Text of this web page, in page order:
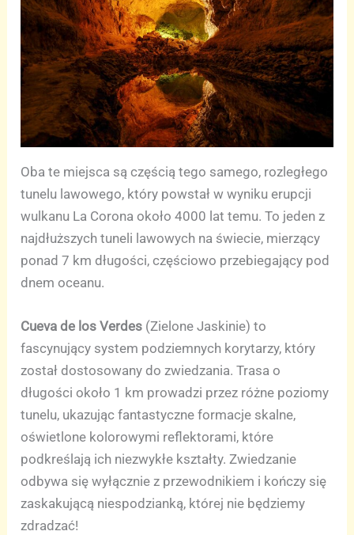
Oba te miejsca są częścią tego samego, rozległego
tunelu lawowego, który powstał w wyniku erupcji
wulkanu La Corona około 4000 lat temu. To jeden z
najdłuższych tuneli lawowych na świecie, mierzący
ponad 7 km długości, częściowo przebiegający pod
dnem oceanu.
Cueva de los Verdes (Zielone Jaskinie) to
fascynujący system podziemnych korytarzy, który
został dostosowany do zwiedzania. Trasa o
długości około 1 km prowadzi przez różne poziomy
tunelu, ukazując fantastyczne formacje skalne,
oświetlone kolorowymi reflektorami, które
podkreślają ich niezwykłe kształty. Zwiedzanie
odbywa się wyłącznie z przewodnikiem i kończy się
zaskakującą niespodzianką, której nie będziemy
zdradzać!